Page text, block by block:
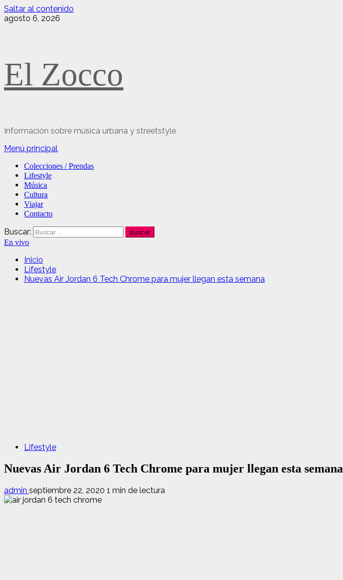
Saltar al contenido
agosto 6, 2026
El Zocco
Información sobre música urbana y streetstyle
Menú principal
Colecciones / Prendas
Lifestyle
Música
Cultura
Viajar
Contacto
Buscar:
En vivo
Inicio
Lifestyle
Nuevas Air Jordan 6 Tech Chrome para mujer llegan esta semana
Lifestyle
Nuevas Air Jordan 6 Tech Chrome para mujer llegan esta semana
admin septiembre 22, 2020 1 min de lectura